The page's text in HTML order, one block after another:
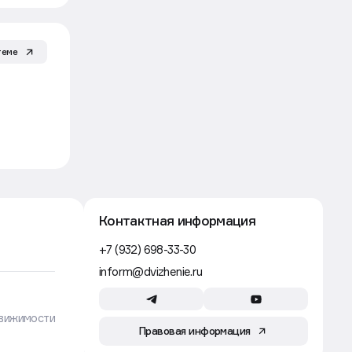
продается более половины жилья
Движение
Контактная информация